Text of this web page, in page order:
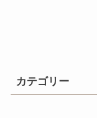
カテゴリー